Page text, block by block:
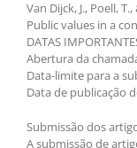
Van Dijck, J., Poell,
Public values in a
DATAS
Abertura da
Data-limite para a
Data de publicação
Submissão dos
A submissão de